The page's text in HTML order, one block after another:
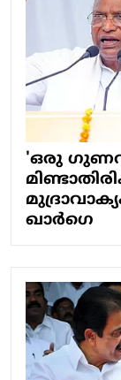
'ഒരു
ഖാര്‍ഗെ